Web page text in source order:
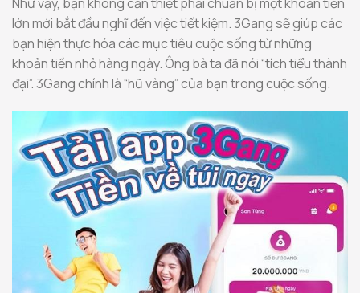
lớn mới bắt đầu nghĩ đến việc tiết kiệm. 3Gang sẽ giúp các
bạn hiện thực hóa các mục tiêu cuộc sống từ những
khoản tiền nhỏ hàng ngày. Ông bà ta đã nói “tích tiểu thành
đại”. 3Gang chính là “hũ vàng” của bạn trong cuộc sống.